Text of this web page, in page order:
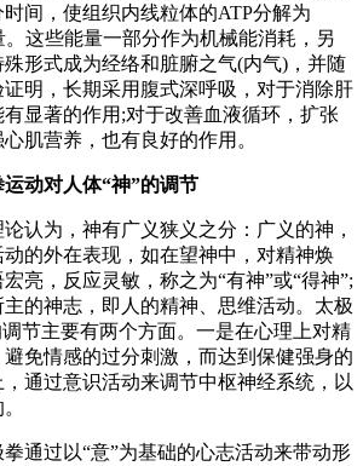
间，使组织内线粒体的ATP分解为
这些能量一部分作为机械能消耗，另
形式成为经络和脏腑之气(内气)，并随
明，长期采用腹式深呼吸，对于消除肝
显著的作用;对于改善血液循环，扩张
肌营养，也有良好的作用。
动对人体“神”的调节
为，神有广义狭义之分：广义的神，
的外在表现，如在望神中，对精神焕
亮，反应灵敏，称之为“有神”或“得神”;
的神志，即人的精神、思维活动。太极
节主要有两个方面。一是在心理上对精
免情感的过分刺激，而达到保健强身的
通过意识活动来调节中枢神经系统，以
过以“意”为基础的心志活动来带动形